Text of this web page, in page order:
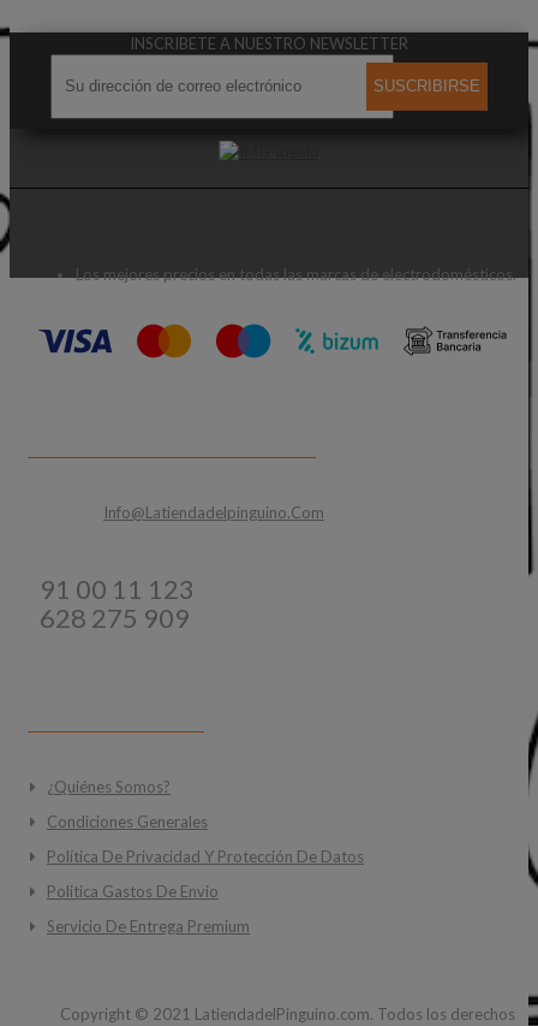
INSCRIBETE A NUESTRO NEWSLETTER
SUSCRIBIRSE
Los mejores precios en todas las marcas de electrodomésticos.
Info@latiendadelpinguino.com
91 00 11 123
628 275 909
¿Quiénes Somos?
Condiciones Generales
Política De Privacidad Y Protección De Datos
Politica Gastos De Envio
Servicio De Entrega Premium
Copyright © 2021 LatiendadelPinguino.com. Todos los derechos